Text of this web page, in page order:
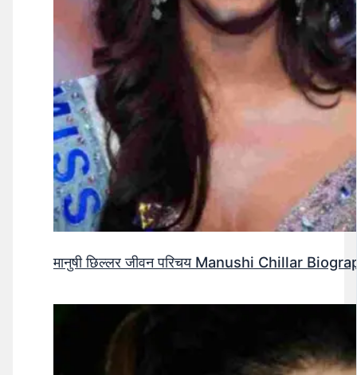
मानुषी छिल्लर जीवन परिचय Manushi Chillar